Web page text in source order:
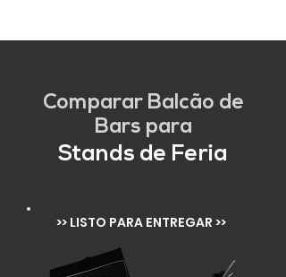
Comparar Balcão de
Bars para
Stands de Feria
>> LISTO PARA ENTREGAR >>